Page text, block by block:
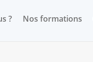
? Nos formations